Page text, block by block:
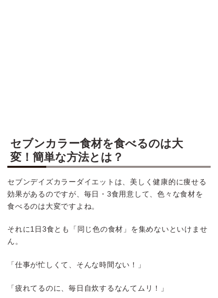
セブンカラー食材を食べるのは大
変！簡単な方法とは？
セブンデイズカラーダイエットは、美しく健康的に痩せる
効果があるのですが、毎日・3食用意して、色々な食材を
食べるのは大変ですよね。
それに1日3食とも「同じ色の食材」を集めないといけませ
ん。
「仕事が忙しくて、そんな時間ない！」
「疲れてるのに、毎日自炊するなんてムリ！」